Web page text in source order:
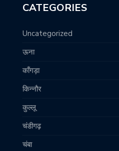
CATEGORIES
Uncategorized
ऊना
काँगड़ा
किन्नौर
कुल्लू
चंडीगढ़
चंबा